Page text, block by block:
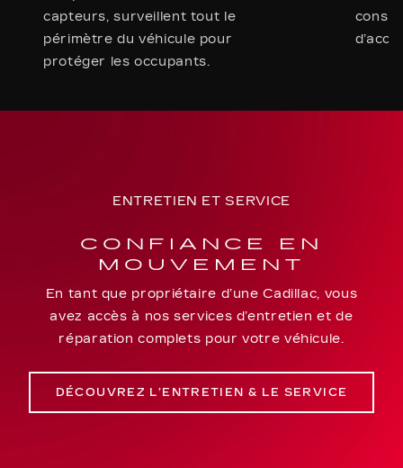
capteurs, surveillent tout le
périmètre du véhicule pour
protéger les occupants.
ENTRETIEN ET SERVICE
CONFIANCE EN
MOUVEMENT
En tant que propriétaire d’une Cadillac, vous
avez accès à nos services d’entretien et de
réparation complets pour votre véhicule.
DÉCOUVREZ L’ENTRETIEN & LE SERVICE